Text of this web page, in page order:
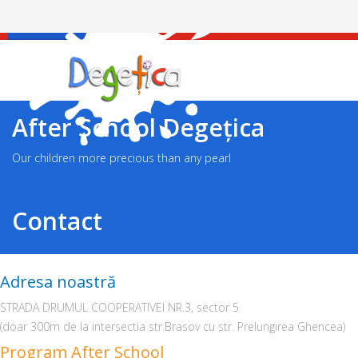
After School Degețica
Our children more precious than any pearl
Contact
Adresa noastră
STRADA DRUMUL COOPERATIVEI NR.3, sector 5
(doar 300m de la intersectia str.Brasov cu str. Prelungirea Ghencea)
Program After School